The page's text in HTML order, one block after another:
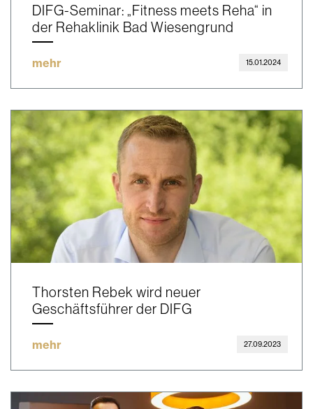
DIFG-Seminar: „Fitness meets Reha“ in
der Rehaklinik Bad Wiesengrund
mehr 15.01.2024
Thorsten Rebek wird neuer
Geschäftsführer der DIFG
mehr 27.09.2023